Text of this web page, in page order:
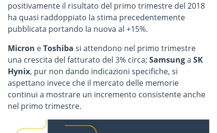
positivamente il risultato del primo trimestre del 2018
ha quasi raddoppiato la stima precedentemente
pubblicata portando la nuova al +15%.
Micron eToshiba si attendono nel primo trimestre
una crescita del fatturato del 3% circa; Samsunga SK
Hynix, pur non dando indicazioni specifiche, si
aspettano invece che il mercato delle memorie
continui a mostrare un incremento consistente anche
nel primo trimestre.